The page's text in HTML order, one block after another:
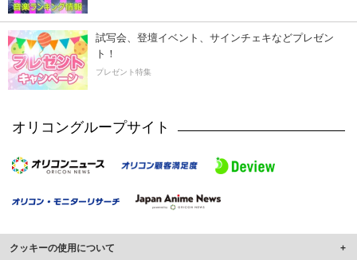
試写会、登壇イベント、サインチェキなどプレゼン
ト！
プレゼント特集
オリコングループサイト
クッキーの使用について